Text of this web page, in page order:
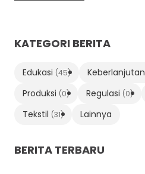
KATEGORI BERITA
Edukasi (45) Keberlanjutan
Produksi (0) Regulasi (0)
Tekstil (31) Lainnya
BERITA TERBARU